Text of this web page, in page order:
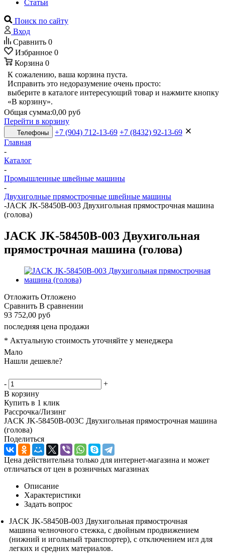
Статьи
Поиск по сайту
Вход
Сравнить 0
Избранное 0
Корзина 0
К сожалению, ваша корзина пуста.
Исправить это недоразумение очень просто:
выберите в каталоге интересующий товар и нажмите кнопку
«В корзину».
Общая сумма:0,00 руб
Перейти в корзину
Телефоны +7 (904) 712-13-69 +7 (8432) 92-13-69
Главная
-
Каталог
-
Промышленные швейные машины
-
Двухиголные прямострочные швейные машины
-JACK JK-58450B-003 Двухигольная прямострочная машина
(голова)
JACK JK-58450B-003 Двухигольная
прямострочная машина (голова)
Отложить Отложено
Сравнить В сравнении
93 752,00 руб
последняя цена продажи
* Актуальную стоимость уточняйте у менеджера
Мало
Нашли дешевле?
-
+
В корзину
Купить в 1 клик
Рассрочка/Лизинг
JACK JK-58450B-003C Двухигольная прямострочная машина
(голова)
Поделиться
Цена действительна только для интернет-магазина и может
отличаться от цен в розничных магазинах
Описание
Характеристики
Задать вопрос
JACK JK-58450B-003 Двухигольная прямострочная
машина челночного стежка, с двойным продвижением
(нижний и игольный транспортер), с отключением игл для
легких и средних материалов.